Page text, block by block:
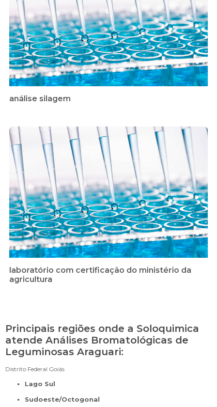
análise silagem
laboratório com certificação do ministério da
agricultura
Principais regiões onde a Soloquimica
atende Análises Bromatológicas de
Leguminosas Araguari:
Distrito Federal Goiás
Lago Sul
Sudoeste/Octogonal